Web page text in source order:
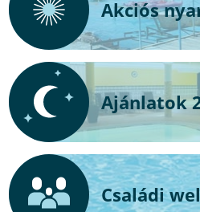
Akciós
Ajánlatok
Családi